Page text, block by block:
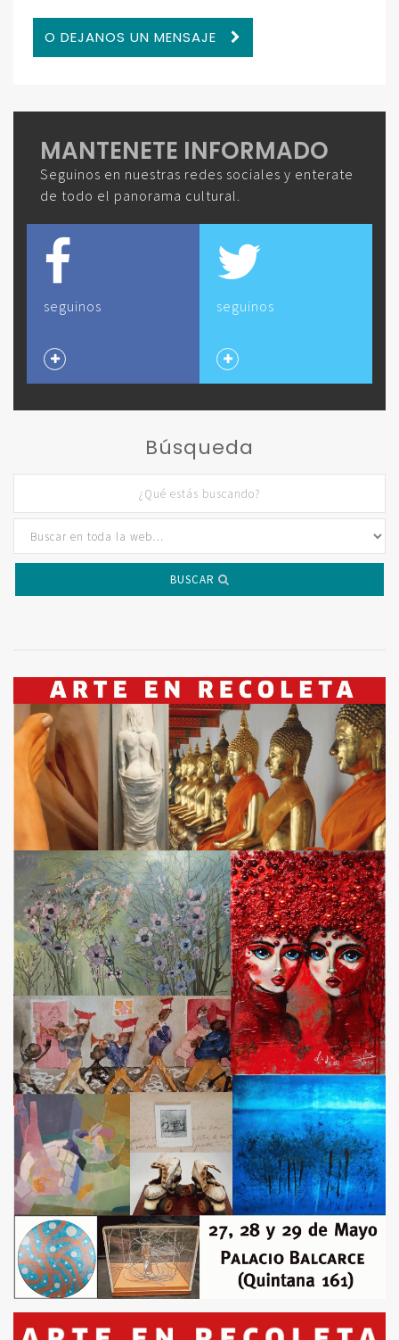
O DEJANOS UN MENSAJE
MANTENETE INFORMADO
Seguinos en nuestras redes sociales y enterate
de todo el panorama cultural.
seguinos seguinos
Búsqueda
BUSCAR